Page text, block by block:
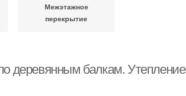
Межэтажное
перекрытие
деревянным балкам. Утепление